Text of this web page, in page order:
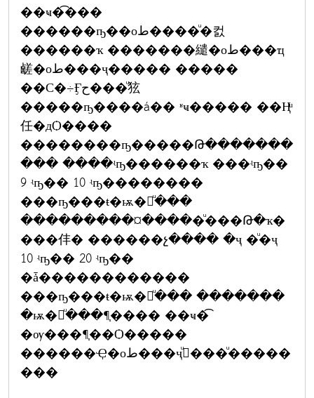
��ҹ�͡���
������ҧ��оط����ͧ�컰
������ҡ �������繾�оط���ҵ
鹾�оط���ҷ����� �����
��С�÷Ӻح���ͧ㹡
�����ҧ����á�� ʶҹ����� ��Ңͧ
任�дѺ����
��������ҧ�����Թ�������
��� ����ʵҧ������ҡ ���ʵҧ��
9 ʵҧ�� 10 ʵҧ��������
���ҧ���ŧ�ѭ�շͧ���
���������¤�����ͧ���Թ�ҡ�
���仹� ������չ���� �ҷ �ͧ�ҷ
10 ʵҧ�� 20 ʵҧ��
�ǡ������������
���ҧ���ŧ�ѭ�շͧ��� �������
�ѭ�շͧ���¶֧���� ��ҹ�͡
�ѹ���¶֧��Ѻ�����
������Ҿ�оط���ҷءͧ���ͧ�����
���